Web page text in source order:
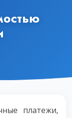
платежи,